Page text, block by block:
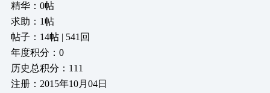
精华：0帖
求助：1帖
帖子：14帖 | 541回
年度积分：0
历史总积分：111
注册：2015年10月04日